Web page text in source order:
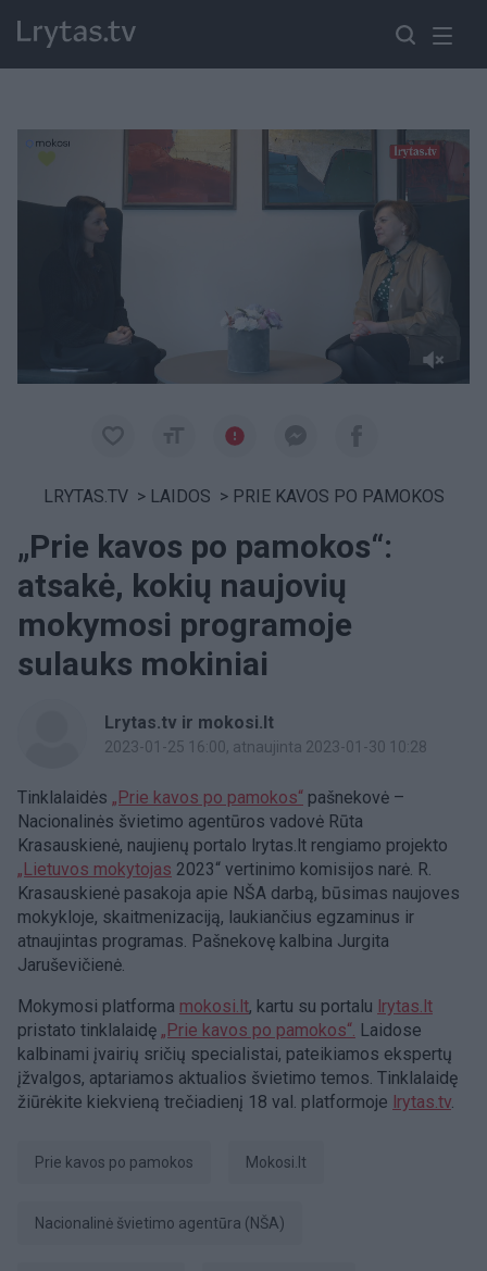
Paremkite Ukrainą
LRYTAS.TV > LAIDOS > PRIE KAVOS PO PAMOKOS
„Prie kavos po pamokos“:
atsakė, kokių naujovių
mokymosi programoje
sulauks mokiniai
Lrytas.tv ir mokosi.lt
2023-01-25 16:00, atnaujinta 2023-01-30 10:28
Tinklalaidės „Prie kavos po pamokos“ pašnekovė –
Nacionalinės švietimo agentūros vadovė Rūta
Krasauskienė, naujienų portalo lrytas.lt rengiamo projekto
„Lietuvos mokytojas 2023“ vertinimo komisijos narė. R.
Krasauskienė pasakoja apie NŠA darbą, būsimas naujoves
mokykloje, skaitmenizaciją, laukiančius egzaminus ir
atnaujintas programas. Pašnekovę kalbina Jurgita
Jaruševičienė.
Mokymosi platforma mokosi.lt, kartu su portalu lrytas.lt
pristato tinklalaidę „Prie kavos po pamokos“. Laidose
kalbinami įvairių sričių specialistai, pateikiamos ekspertų
įžvalgos, aptariamos aktualios švietimo temos. Tinklalaidę
žiūrėkite kiekvieną trečiadienį 18 val. platformoje lrytas.tv.
Prie kavos po pamokos Mokosi.lt
Nacionalinė švietimo agentūra (NŠA)